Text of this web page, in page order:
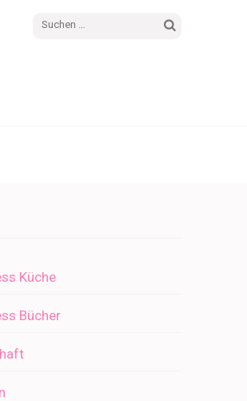
Suchen
Küche
Bücher